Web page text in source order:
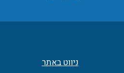
ניווט באתר